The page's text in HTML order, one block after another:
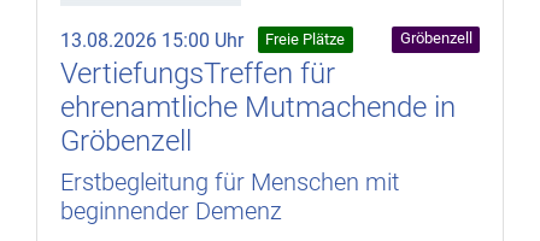
13.08.2026 15:00 Uhr Freie Plätze Gröbenzell
VertiefungsTreffen für
ehrenamtliche Mutmachende in
Gröbenzell
Erstbegleitung für Menschen mit
beginnender Demenz